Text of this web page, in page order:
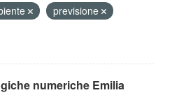
previsione
numeriche Emilia